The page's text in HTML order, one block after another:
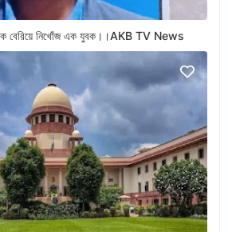
বেরিয়ে নিখোঁজ এক যুবক।।AKB TV News